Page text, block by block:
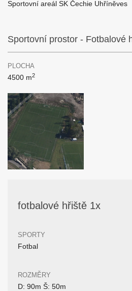
Sportovní areál SK Čechie Uhříněves
Sportovní prostor - Fotbalové
PLOCHA
4500 m2
fotbalové hřiště 1x
SPORTY
Fotbal
ROZMĚRY
D: 90m Š: 50m